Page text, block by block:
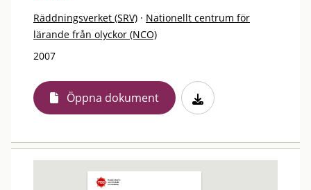
Räddningsverket (SRV) · Nationellt centrum för
lärande från olyckor (NCO)
2007
Öppna dokument